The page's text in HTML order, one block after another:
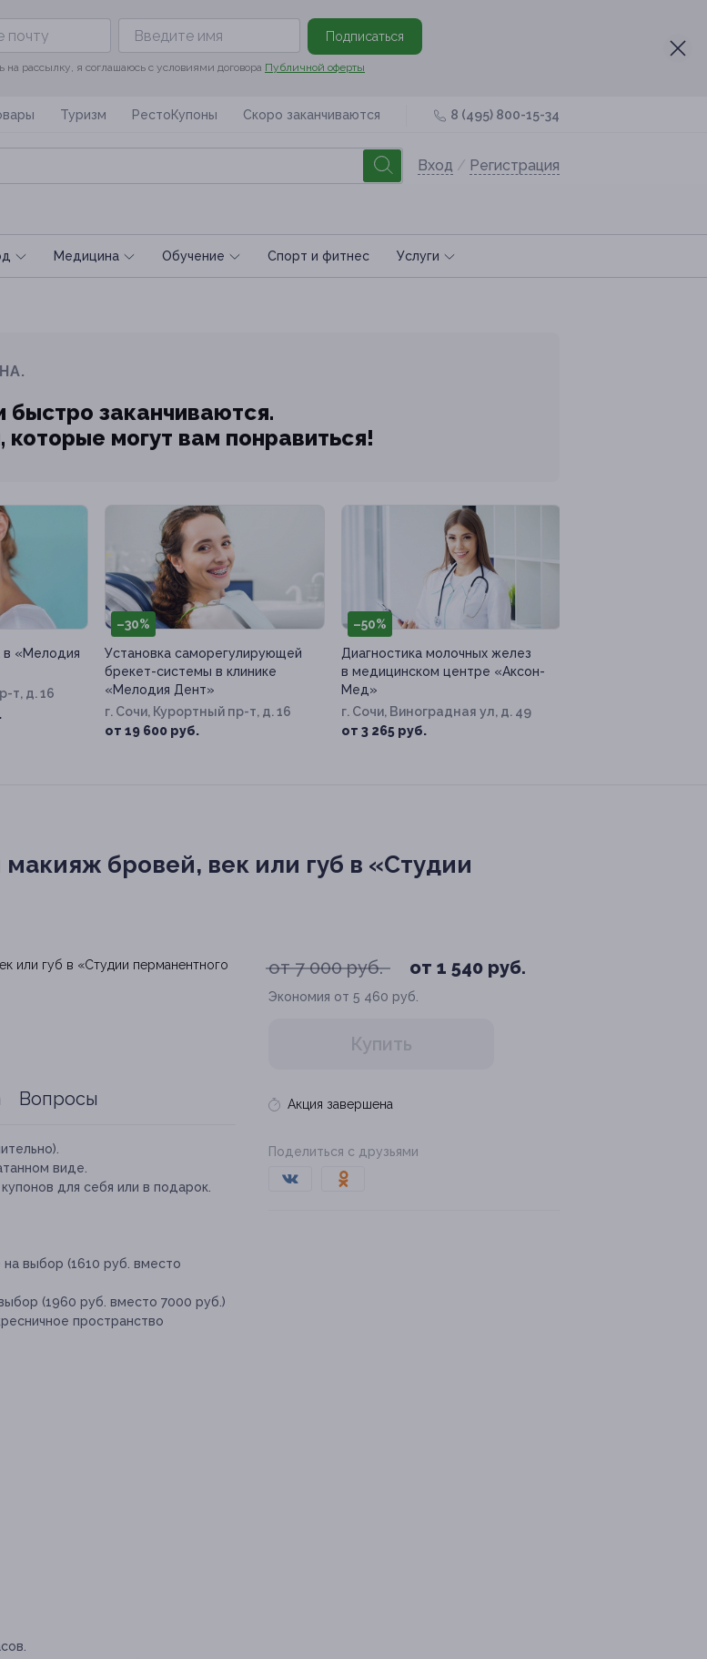
Подписаться
на рассылку, я соглашаюсь с условиями договора Публичной оферты
Туризм РестоКупоны Скоро заканчиваются 8 (495) 800-15-34
Вход / Регистрация
Медицина Обучение Спoрт и фитнес Услуги
заканчиваются.
могут вам понравиться!
в «Мелодия
т, д. 16
–30%
Установка саморегулирующей
брекет-системы в клинике
«Мелодия Дент»
г. Сочи, Курортный пр-т, д. 16
от 19 600 руб.
–50%
Диагностика молочных желез
в медицинском центре «Аксон-
Мед»
г. Сочи, Виноградная ул, д. 49
от 3 265 руб.
бровей, век или губ в «Студии
от 7 000 руб. от 1 540 руб.
Экономия от 5 460 руб.
Купить
Акция завершена
Поделиться с друзьями
Вопросы
виде.
для себя или в подарок.
выбор (1610 руб. вместо
(1960 руб. вместо 7000 руб.)
пространство